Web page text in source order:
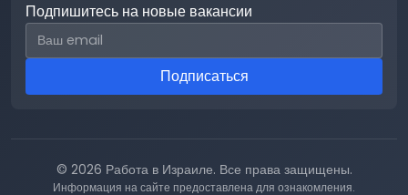
Подпишитесь на новые вакансии
Email для подписки
Подписаться
© 2026 Работа в Израиле. Все права защищены.
Информация на сайте предоставлена для ознакомления.